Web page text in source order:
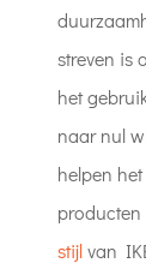
streven is
het
naar nul
helpen
producten
stijlvan